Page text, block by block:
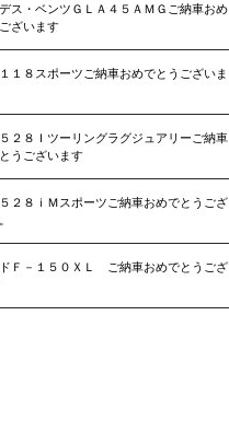
ス・ベンツＧＬＡ４５ＡＭＧご納車おめ
ざいます
１８スポーツご納車おめでとうございま
２８Ｉツーリングラグジュアリーご納車
うございます
２８ｉＭスポーツご納車おめでとうござ
Ｆ－１５０ＸＬ ご納車おめでとうござ